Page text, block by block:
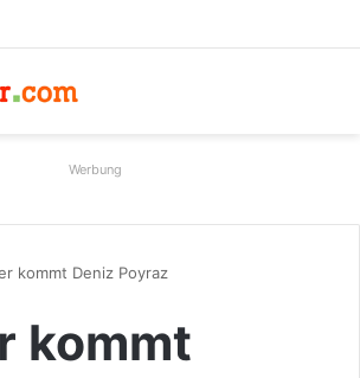
Werbung
kommt Deniz Poyraz
kommt